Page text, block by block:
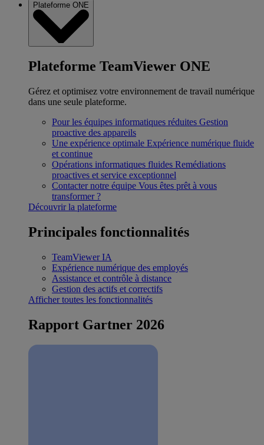
Plateforme ONE
Plateforme TeamViewer ONE
Gérez et optimisez votre environnement de travail numérique
dans une seule plateforme.
Pour les équipes informatiques réduites Gestion
proactive des appareils
Une expérience optimale Expérience numérique fluide
et continue
Opérations informatiques fluides Remédiations
proactives et service exceptionnel
Contacter notre équipe Vous êtes prêt à vous
transformer ?
Découvrir la plateforme
Principales fonctionnalités
TeamViewer IA
Expérience numérique des employés
Assistance et contrôle à distance
Gestion des actifs et correctifs
Afficher toutes les fonctionnalités
Rapport Gartner 2026